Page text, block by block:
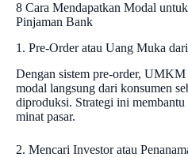
8 Cara Mendapatkan Modal
Pinjaman Bank
1. Pre-Order atau Uang Muka
Dengan sistem pre-order, UMKM
modal langsung dari konsumen
diproduksi. Strategi ini membantu
minat pasar.
2. Mencari Investor atau